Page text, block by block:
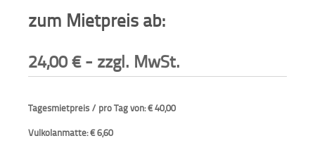
zum Mietpreis ab:
24,00€- zzgl. MwSt.
Tagesmietpreis / pro Tag von: € 40,00
Vulkolanmatte: € 6,60